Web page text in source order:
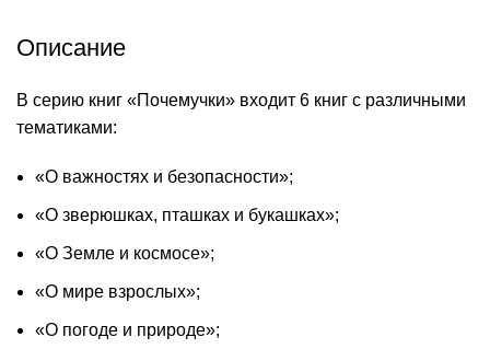
Описание
В серию книг «Почемучки» входит 6 книг с различными
тематиками:
«О важностях и безопасности»;
«О зверюшках, пташках и букашках»;
«О Земле и космосе»;
«О мире взрослых»;
«О погоде и природе»;